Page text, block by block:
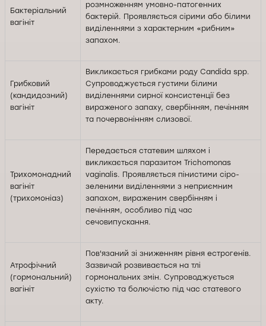
Бактеріальний
вагініт
розмноженням умовно-патогенних
бактерій. Проявляється сірими або білими
виділеннями з характерним «рибним»
запахом.
Грибковий
(кандидозний)
вагініт
Викликається грибками роду Candida spp.
Супроводжується густими білими
виділеннями сирної консистенції без
вираженого запаху, свербінням, печінням
та почервонінням слизової.
Трихомонадний
вагініт
(трихомоніаз)
Передається статевим шляхом і
викликається паразитом Trichomonas
vaginalis. Проявляється пінистими сіро-
зеленими виділеннями з неприємним
запахом, вираженим свербінням і
печінням, особливо під час
сечовипускання.
Атрофічний
(гормональний)
вагініт
Пов'язаний зі зниженням рівня естрогенів.
Зазвичай розвивається на тлі
гормональних змін. Супроводжується
сухістю та болючістю під час статевого
акту.